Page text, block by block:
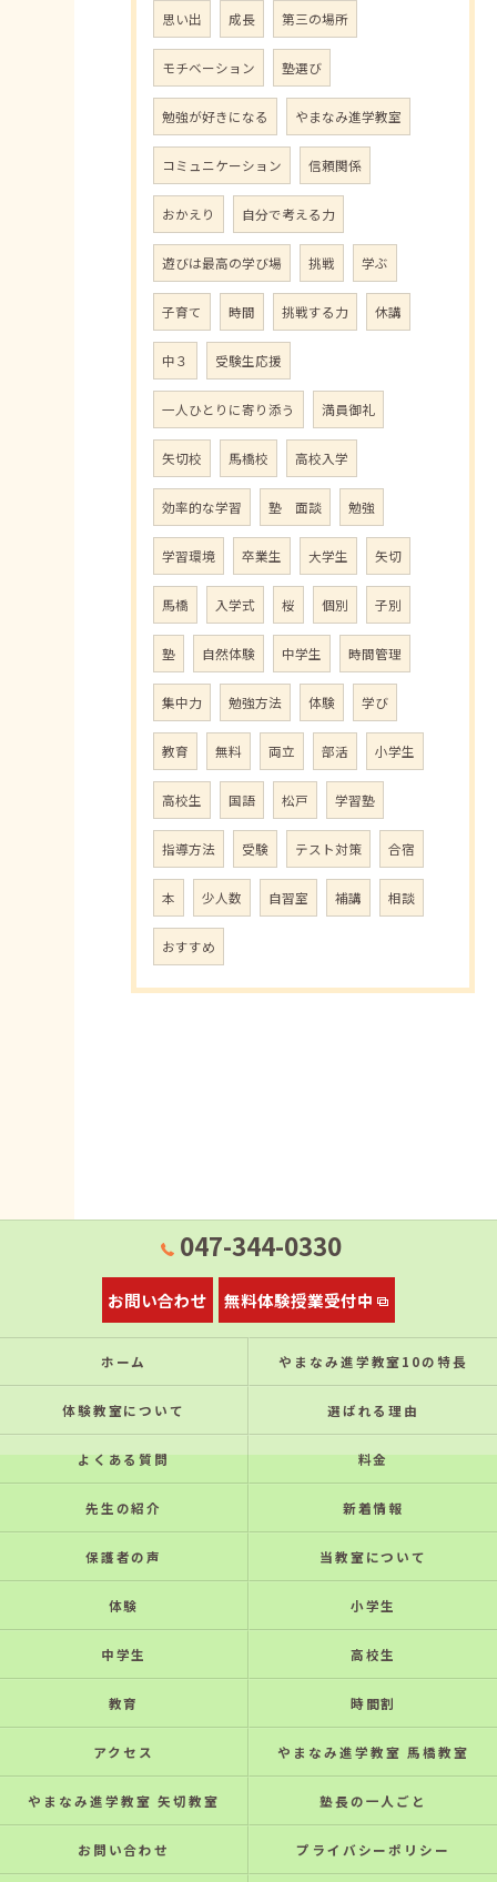
思い出 成長 第三の場所
モチベーション 塾選び
勉強が好きになる やまなみ進学教室
コミュニケーション 信頼関係
おかえり 自分で考える力
遊びは最高の学び場 挑戦 学ぶ
子育て 時間 挑戦する力 休講
中３ 受験生応援
一人ひとりに寄り添う 満員御礼
矢切校 馬橋校 高校入学
効率的な学習 塾 面談 勉強
学習環境 卒業生 大学生 矢切
馬橋 入学式 桜 個別 子別
塾 自然体験 中学生 時間管理
集中力 勉強方法 体験 学び
教育 無料 両立 部活 小学生
高校生 国語 松戸 学習塾
指導方法 受験 テスト対策 合宿
本 少人数 自習室 補講 相談
おすすめ
047-344-0330
お問い合わせ 無料体験授業受付中
ホーム やまなみ進学教室10の特⻑
体験教室について 選ばれる理由
よくある質問 料金
先生の紹介 新着情報
保護者の声 当教室について
体験 小学生
中学生 高校生
教育 時間割
アクセス やまなみ進学教室 馬橋教室
やまなみ進学教室 矢切教室 塾長の一人ごと
お問い合わせ プライバシーポリシー